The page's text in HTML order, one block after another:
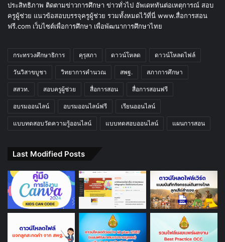
ประสิทธิภาพ ติดตามข่าวการศึกษา ข่าวทั่วไป อัพเดททันต่อเหตุการณ์ สอบ
ครูผู้ช่วย แนวข้อสอบบรรจุครูผู้ช่วย รวมทั้งหมดไว้ที่นี่ www.สื่อการสอน
ฟรี.com เว็บไซต์เพื่อการศึกษา เพื่อพัฒนาการศึกษาไทย
กระทรวงศึกษาธิการ คุรุสภา ดาวน์โหลด ดาวน์โหลดไฟล์
วันวิสาขบูชา วิทยาการคำนวณ สพฐ. สภาการศึกษา
สสวท. สอบครูผู้ช่วย สื่อการสอน สื่อการสอนฟรี
อบรมออนไลน์ อบรมออนไลน์ฟรี เรียนออนไลน์
แบบทดสอบวัดความรู้ออนไลน์ แบบทดสอบออนไลน์ แผนการสอน
Last Modified Posts